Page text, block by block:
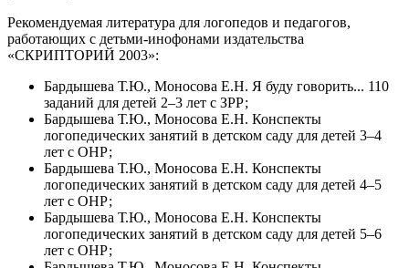
Рекомендуемая литература для логопедов и педагогов,
работающих с детьми-инофонами издательства
«СКРИПТОРИЙ 2003»:
Бардышева Т.Ю., Моносова Е.Н. Я буду говорить... 110
заданий для детей 2–3 лет с ЗРР;
Бардышева Т.Ю., Моносова Е.Н. Конспекты
логопедических занятий в детском саду для детей 3–4
лет с ОНР;
Бардышева Т.Ю., Моносова Е.Н. Конcпекты
логопедических занятий в детском саду для детей 4–5
лет с ОНР;
Бардышева Т.Ю., Моносова Е.Н. Конcпекты
логопедических занятий в детском саду для детей 5–6
лет с ОНР;